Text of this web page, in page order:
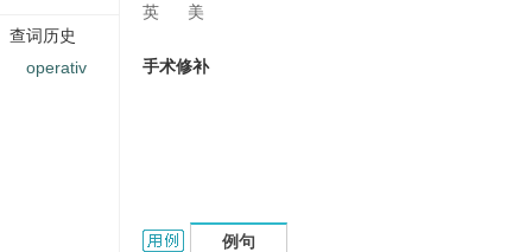
英 美
手术修补
operative repair的用法和样例：
例句
查词历史
operativ